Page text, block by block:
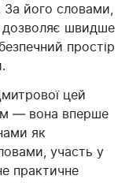
його словами,
дозволяє швидше
простір
цей
— вона вперше
як
участь у
практичне